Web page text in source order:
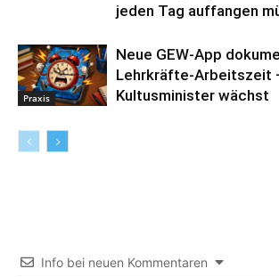
jeden Tag auffangen
Praxis
Neue GEW-App
Lehrkräfte-Arbeitszeit
Kultusminister wächst
Info bei neuen Kommentaren